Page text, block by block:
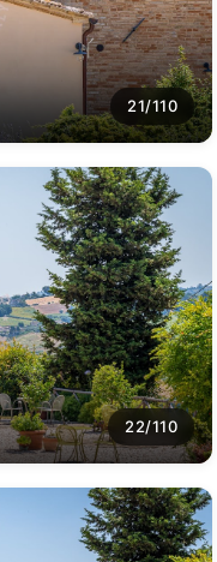
21/110
22/110